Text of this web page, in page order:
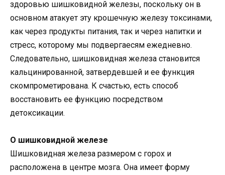
здоровью шишковидной железы, поскольку он в
основном атакует эту крошечную железу токсинами,
как через продукты питания, так и через напитки и
стресс, которому мы подвергаесям ежедневно.
Следовательно, шишковидная железа становится
кальцинированной, затвердевшей и ее функция
скомпрометирована. К счастью, есть способ
восстановить ее функцию посредством
детоксикации.
О шишковидной железе
Шишковидная железа размером с горох и
расположена в центре мозга. Она имеет форму